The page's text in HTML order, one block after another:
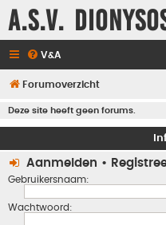
A.S.V.
V&A
Forumoverzicht
Deze site heeft geen forums.
Aanmelden •
Gebruikersnaam:
Wachtwoord: